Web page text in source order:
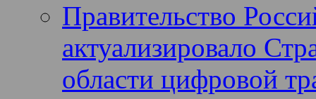
Правительство
актуализировало
области цифровой